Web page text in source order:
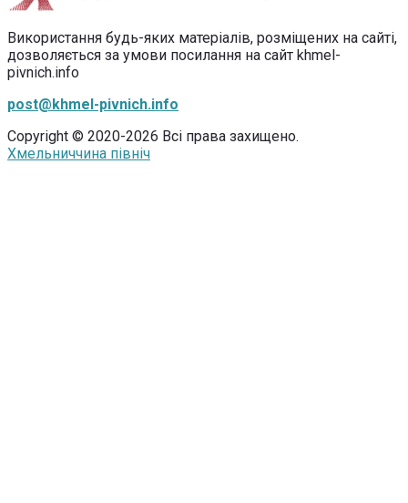
Використання будь-яких матеріалів, розміщених на сайті,
дозволяється за умови посилання на сайт khmel-
pivnich.info
post@khmel-pivnich.info
Copyright © 2020-2026 Всі права захищено.
Хмельниччина північ